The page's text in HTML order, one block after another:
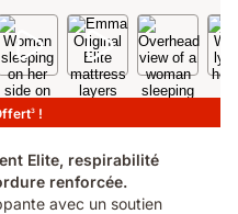
3!
Elite, respirabilité
renforcée.
avec un soutien